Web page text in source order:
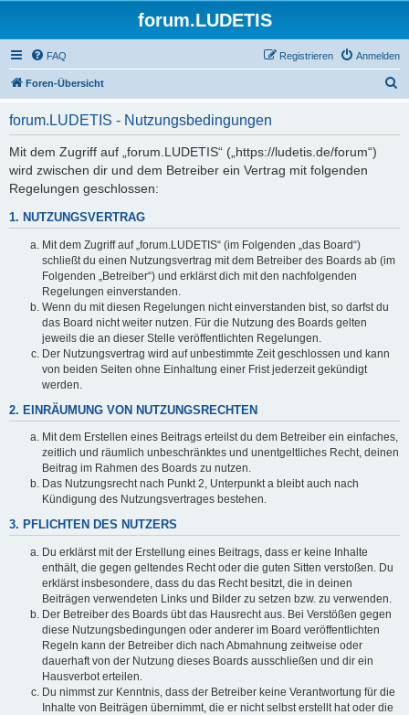
forum.LUDETIS
FAQ Anmelden
Registrieren
Foren-Übersicht
forum.LUDETIS - Nutzungsbedingungen
Mit dem Zugriff auf „forum.LUDETIS“ („https://ludetis.de/forum“)
wird zwischen dir und dem Betreiber ein Vertrag mit folgenden
Regelungen geschlossen:
1. NUTZUNGSVERTRAG
Mit dem Zugriff auf „forum.LUDETIS“ (im Folgenden „das Board“)
schließt du einen Nutzungsvertrag mit dem Betreiber des Boards ab (im
Folgenden „Betreiber“) und erklärst dich mit den nachfolgenden
Regelungen einverstanden.
Wenn du mit diesen Regelungen nicht einverstanden bist, so darfst du
das Board nicht weiter nutzen. Für die Nutzung des Boards gelten
jeweils die an dieser Stelle veröffentlichten Regelungen.
Der Nutzungsvertrag wird auf unbestimmte Zeit geschlossen und kann
von beiden Seiten ohne Einhaltung einer Frist jederzeit gekündigt
werden.
2. EINRÄUMUNG VON NUTZUNGSRECHTEN
Mit dem Erstellen eines Beitrags erteilst du dem Betreiber ein einfaches,
zeitlich und räumlich unbeschränktes und unentgeltliches Recht, deinen
Beitrag im Rahmen des Boards zu nutzen.
Das Nutzungsrecht nach Punkt 2, Unterpunkt a bleibt auch nach
Kündigung des Nutzungsvertrages bestehen.
3. PFLICHTEN DES NUTZERS
Du erklärst mit der Erstellung eines Beitrags, dass er keine Inhalte
enthält, die gegen geltendes Recht oder die guten Sitten verstoßen. Du
erklärst insbesondere, dass du das Recht besitzt, die in deinen
Beiträgen verwendeten Links und Bilder zu setzen bzw. zu verwenden.
Der Betreiber des Boards übt das Hausrecht aus. Bei Verstößen gegen
diese Nutzungsbedingungen oder anderer im Board veröffentlichten
Regeln kann der Betreiber dich nach Abmahnung zeitweise oder
dauerhaft von der Nutzung dieses Boards ausschließen und dir ein
Hausverbot erteilen.
Du nimmst zur Kenntnis, dass der Betreiber keine Verantwortung für die
Inhalte von Beiträgen übernimmt, die er nicht selbst erstellt hat oder die